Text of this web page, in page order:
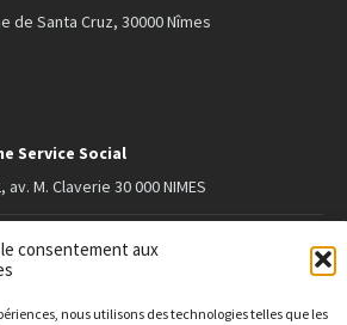
consentement aux
nous utilisons des technologies telles que les
de Santa Cruz, 30000 Nîmes
Service Social
M. Claverie 30 000 NIMES
Educateurs du Gard
000 Nîmes